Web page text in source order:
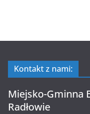
Kontakt z nami:
Miejsko-Gminna
Radłowie